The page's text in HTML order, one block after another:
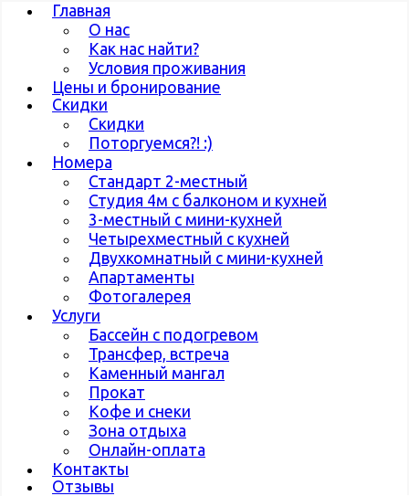
Главная
О нас
Как нас найти?
Условия проживания
Цены и бронирование
Скидки
Скидки
Поторгуемся?! :)
Номера
Стандарт 2-местный
Студия 4м с балконом и кухней
3-местный с мини-кухней
Четырехместный с кухней
Двухкомнатный с мини-кухней
Апартаменты
Фотогалерея
Услуги
Бассейн с подогревом
Трансфер, встреча
Каменный мангал
Прокат
Кофе и снеки
Зона отдыха
Онлайн-оплата
Контакты
Отзывы